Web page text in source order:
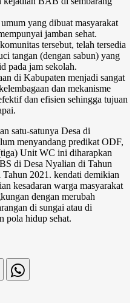
yang dibuat masyarakat
jamban sehat.
tersebut, telah tersedia
tangan (dengan sabun) yang
pada jam sekolah.
di Kabupaten menjadi sangat
dan mekanisme
dan efisien sehingga tujuan
satu-satunya Desa di
menyandang predikat ODF,
Unit WC ini diharapkan
di Desa Nyalian di Tahun
2021. kendati demikian
kesadaran warga masyarakat
dengan merubah
di sungai atau di
pola hidup sehat.